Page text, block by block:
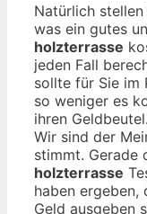
Natürlich
was ein gutes
holzterrasse
jeden Fall
sollte für Sie im
so weniger es
ihren
Wir sind der
stimmt. Gerade
holzterrasse
haben ergeben,
Geld ausgeben